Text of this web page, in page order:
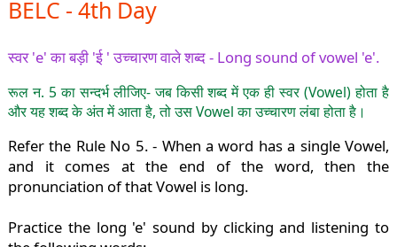
BELC - 4th Day
स्वर 'e' का बड़ी 'ई ' उच्चारण वाले शब्द - Long sound of vowel 'e'.
रूल न. 5 का सन्दर्भ लीजिए- जब किसी शब्द में एक ही स्वर (Vowel) होता है
और यह शब्द के अंत में आता है, तो उस Vowel का उच्चारण लंबा होता है।
Refer the Rule No 5. - When a word has a single Vowel,
and it comes at the end of the word, then the
pronunciation of that Vowel is long.
Practice the long 'e' sound by clicking and listening to